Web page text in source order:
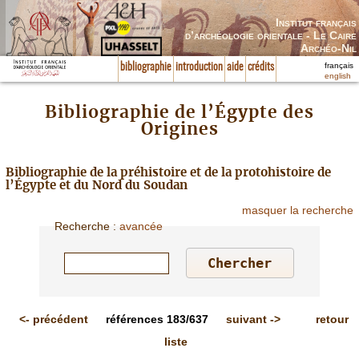
Institut français
d’archéologie orientale - Le Caire
Archéo-Nil
bibliographie introduction aide crédits
français
english
Bibliographie de l’Égypte des
Origines
Bibliographie de la préhistoire et de la protohistoire de
l’Égypte et du Nord du Soudan
masquer la recherche
Recherche :avancée
<- précédent références183/637 suivant->
retour
liste